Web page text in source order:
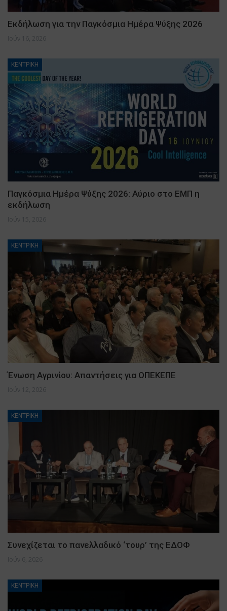
Εκδήλωση για την Παγκόσμια Ημέρα Ψύξης 2026
Ιούν 16, 2026
ΚΕΝΤΡΙΚΗ
Παγκόσμια Ημέρα Ψύξης 2026: Αύριο στο ΕΜΠ η
εκδήλωση
Ιούν 15, 2026
ΚΕΝΤΡΙΚΗ
Ένωση Αγρινίου: Απαντήσεις για ΟΠΕΚΕΠΕ
Ιούν 12, 2026
ΚΕΝΤΡΙΚΗ
Συνεχίζεται το πανελλαδικό ‘τουρ’ της ΕΔΟΦ
Ιούν 6, 2026
ΚΕΝΤΡΙΚΗ